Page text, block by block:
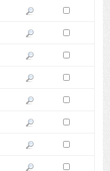
Pokaż podgląd wersji z dnia
Zaznacz wersję do
Pokaż podgląd wersji z dnia
Zaznacz wersję do
Pokaż podgląd wersji z dnia
Zaznacz wersję do
Pokaż podgląd wersji z dnia
Zaznacz wersję do
Pokaż podgląd wersji z dnia
Zaznacz wersję do
Pokaż podgląd wersji z dnia
Zaznacz wersję do
Pokaż podgląd wersji z dnia
Zaznacz wersję do
Pokaż podgląd wersji z dnia
Zaznacz wersję do